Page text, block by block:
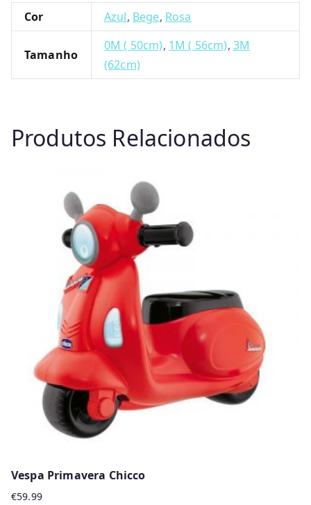
Cor Azul, Bege, Rosa
Tamanho
0M ( 50cm), 1M ( 56cm), 3M
(62cm)
Produtos Relacionados
Vespa Primavera Chicco
€59.99